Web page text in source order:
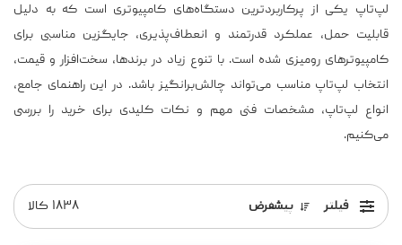
لپ‌تاپ یکی از پرکاربردترین دستگاه‌های کامپیوتری است که به دلیل
قابلیت حمل، عملکرد قدرتمند و انعطاف‌پذیری، جایگزین مناسبی برای
کامپیوترهای رومیزی شده است. با تنوع زیاد در برندها، سخت‌افزار و قیمت،
انتخاب لپ‌تاپ مناسب می‌تواند چالش‌برانگیز باشد. در این راهنمای جامع،
انواع لپ‌تاپ، مشخصات فنی مهم و نکات کلیدی برای خرید را بررسی
می‌کنیم.
فیلتر پیشفرض ۱۸۳۸ کالا